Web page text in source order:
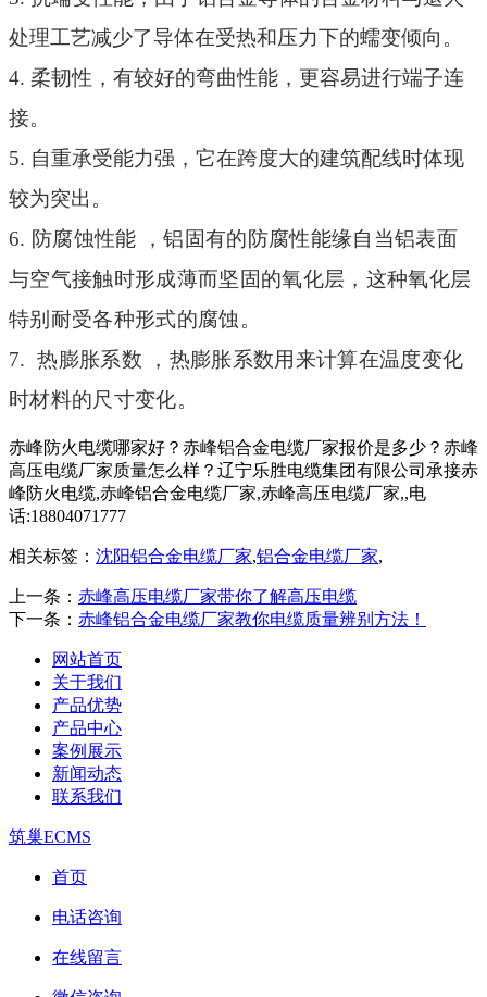
处理工艺减少了导体在受热和压力下的蠕变倾向。
4. 柔韧性，有较好的弯曲性能，更容易进行端子连
接。
5. 自重承受能力强，它在跨度大的建筑配线时体现
较为突出。
6. 防腐蚀性能
，铝固有的防腐性能缘自当铝表面
与空气接触时形成薄而坚固的氧化层，这种氧化层
特别耐受各种形式的腐蚀。
7. 热膨胀系数
，热膨胀系数用来计算在温度变化
时材料的尺寸变化。
赤峰防火电缆哪家好？赤峰铝合金电缆厂家报价是多少？赤峰
高压电缆厂家质量怎么样？辽宁乐胜电缆集团有限公司承接赤
峰防火电缆,赤峰铝合金电缆厂家,赤峰高压电缆厂家,,电
话:18804071777
相关标签： 沈阳铝合金电缆厂家,铝合金电缆厂家,
上一条： 赤峰高压电缆厂家带你了解高压电缆
下一条： 赤峰铝合金电缆厂家教你电缆质量辨别方法！
网站首页
关于我们
产品优势
产品中心
案例展示
新闻动态
联系我们
筑巢ECMS
首页
电话咨询
在线留言